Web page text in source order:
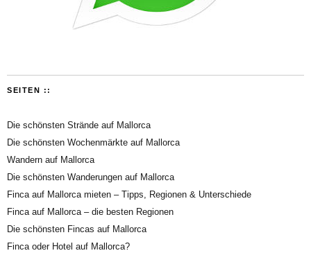
SEITEN ::
Die schönsten Strände auf Mallorca
Die schönsten Wochenmärkte auf Mallorca
Wandern auf Mallorca
Die schönsten Wanderungen auf Mallorca
Finca auf Mallorca mieten – Tipps, Regionen & Unterschiede
Finca auf Mallorca – die besten Regionen
Die schönsten Fincas auf Mallorca
Finca oder Hotel auf Mallorca?